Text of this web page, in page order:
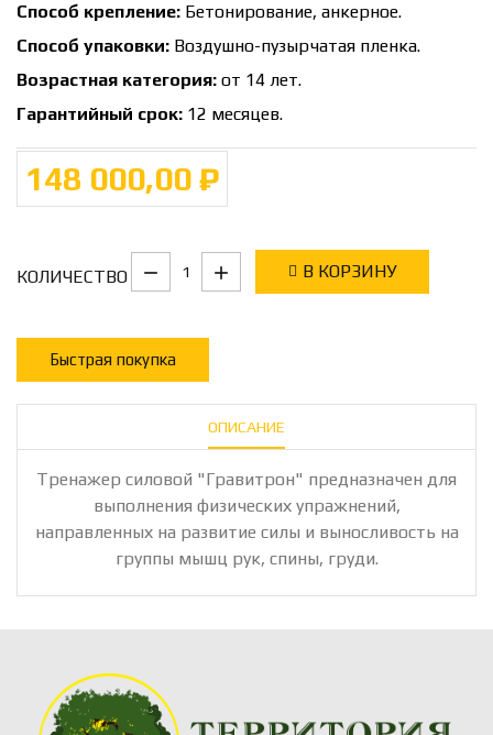
Способ крепление: Бетонирование, анкерное.
Способ упаковки: Воздушно-пузырчатая пленка.
Возрастная категория: от 14 лет.
Гарантийный срок: 12 месяцев.
148 000,00 ₽
КОЛИЧЕСТВО В КОРЗИНУ
Быстрая покупка
ОПИСАНИЕ
Тренажер силовой "Гравитрон" предназначен для
выполнения физических упражнений,
направленных на развитие силы и выносливость на
группы мышц рук, спины, груди.